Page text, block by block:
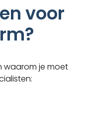
voor
waarom je moet